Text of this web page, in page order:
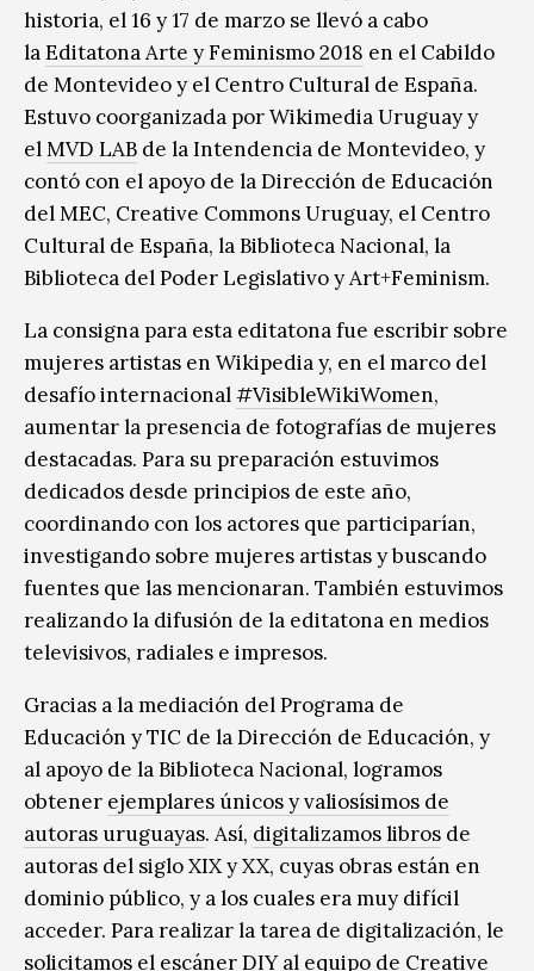
historia, el 16 y 17 de marzo se llevó a cabo
laEditatona Arte y Feminismo 2018 en el Cabildo
de Montevideo y el Centro Cultural de España.
Estuvo coorganizada por Wikimedia Uruguay y
elMVD LAB de la Intendencia de Montevideo, y
contó con el apoyo de la Dirección de Educación
del MEC, Creative Commons Uruguay, el Centro
Cultural de España, la Biblioteca Nacional, la
Biblioteca del Poder Legislativo y Art+Feminism.
La consigna para esta editatona fue escribir sobre
mujeres artistas en Wikipedia y, en el marco del
desafío internacional#VisibleWikiWomen,
aumentar la presencia de fotografías de mujeres
destacadas. Para su preparación estuvimos
dedicados desde principios de este año,
coordinando con los actores que participarían,
investigando sobre mujeres artistas y buscando
fuentes que las mencionaran. También estuvimos
realizando la difusión de la editatona en medios
televisivos, radiales e impresos.
Gracias a la mediación del Programa de
Educación y TIC de la Dirección de Educación, y
al apoyo de la Biblioteca Nacional, logramos
obtener ejemplares únicos y valiosísimos de
autoras uruguayas. Así, digitalizamos libros de
autoras del siglo XIX y XX, cuyas obras están en
dominio público, y a los cuales era muy difícil
acceder. Para realizar la tarea de digitalización, le
solicitamos el escáner DIYal equipo de Creative